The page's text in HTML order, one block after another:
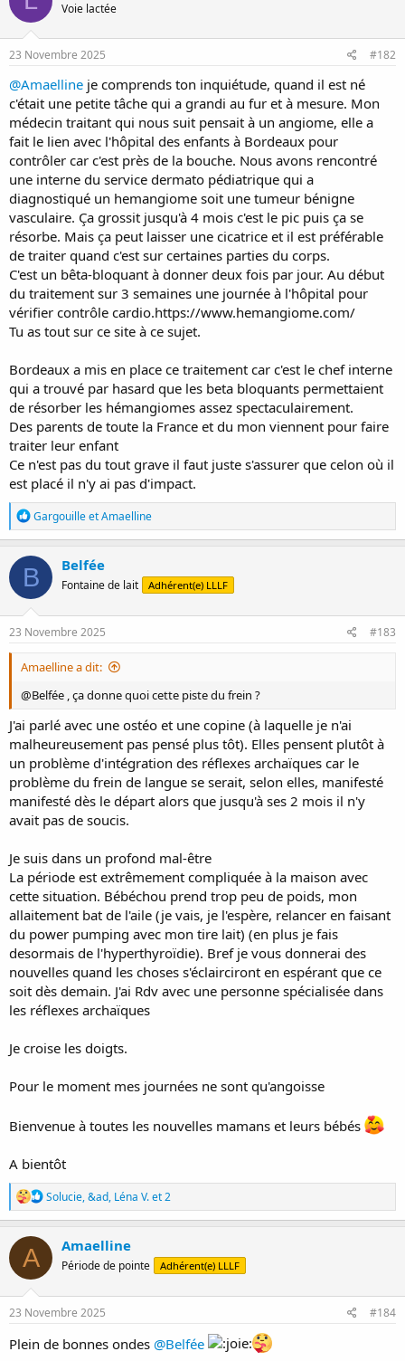
n
s
Voie lactée
23 Novembre 2025 #182
@Amaelline je comprends ton inquiétude, quand il est né
c'était une petite tâche qui a grandi au fur et à mesure. Mon
médecin traitant qui nous suit pensait à un angiome, elle a
fait le lien avec l'hôpital des enfants à Bordeaux pour
contrôler car c'est près de la bouche. Nous avons rencontré
une interne du service dermato pédiatrique qui a
diagnostiqué un hemangiome soit une tumeur bénigne
vasculaire. Ça grossit jusqu'à 4 mois c'est le pic puis ça se
résorbe. Mais ça peut laisser une cicatrice et il est préférable
de traiter quand c'est sur certaines parties du corps.
C'est un bêta-bloquant à donner deux fois par jour. Au début
du traitement sur 3 semaines une journée à l'hôpital pour
vérifier contrôle cardio.https://www.hemangiome.com/
Tu as tout sur ce site à ce sujet.
Bordeaux a mis en place ce traitement car c'est le chef interne
qui a trouvé par hasard que les beta bloquants permettaient
de résorber les hémangiomes assez spectaculairement.
Des parents de toute la France et du mon viennent pour faire
traiter leur enfant
Ce n'est pas du tout grave il faut juste s'assurer que celon où il
est placé il n'y ai pas d'impact.
R
é
a
c
t
i
o
n
s
GargouilleetAmaelline
B Belfée
Fontaine de lait Adhérent(e) LLLF
23 Novembre 2025 #183
Amaelline a dit:
@Belfée , ça donne quoi cette piste du frein ?
J'ai parlé avec une ostéo et une copine (à laquelle je n'ai
malheureusement pas pensé plus tôt). Elles pensent plutôt à
un problème d'intégration des réflexes archaïques car le
problème du frein de langue se serait, selon elles, manifesté
manifesté dès le départ alors que jusqu'à ses 2 mois il n'y
avait pas de soucis.
Je suis dans un profond mal-être
La période est extrêmement compliquée à la maison avec
cette situation. Bébéchou prend trop peu de poids, mon
allaitement bat de l'aile (je vais, je l'espère, relancer en faisant
du power pumping avec mon tire lait) (en plus je fais
desormais de l'hyperthyroïdie). Bref je vous donnerai des
nouvelles quand les choses s'éclairciront en espérant que ce
soit dès demain. J'ai Rdv avec une personne spécialisée dans
les réflexes archaïques
Je croise les doigts.
Pour le moment mes journées ne sont qu'angoisse
Bienvenue à toutes les nouvelles mamans et leurs bébés
A bientôt
R
é
a
c
i
n
s
Solucie,&ad, Léna V.et 2
A Amaelline
Période de pointe Adhérent(e) LLLF
23 Novembre 2025 #184
Plein de bonnes ondes @Belfée